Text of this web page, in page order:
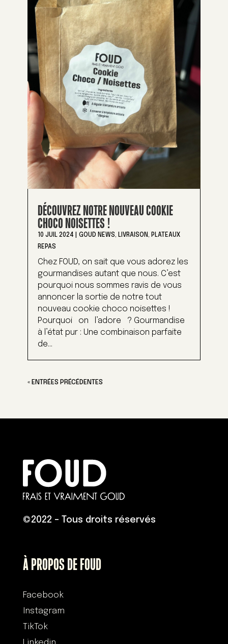
DÉCOUVREZ NOTRE NOUVEAU COOKIE
CHOCO NOISETTES !
10 JUIL 2024 GOUD NEWS, LIVRAISON, PLATEAUX
REPAS
Chez FOUD, on sait que vous adorez les
gourmandises autant que nous. C’est
pourquoi nous sommes ravis de vous
annoncer la sortie de notre tout
nouveau cookie choco noisettes !
Pourquoi on l’adore ? Gourmandise
à l’état pur : Une combinaison parfaite
de...
« ENTRÉES PRÉCÉDENTES
©2022 – Tous droits réservés
À PROPOS DE FOUD
Facebook
Instagram
TikTok